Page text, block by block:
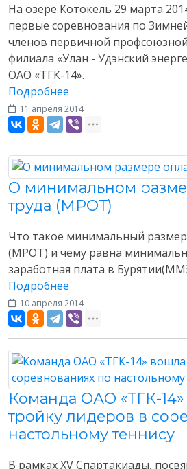
На озере Котокель 29 марта
первые соревнования по
членов первичной
филиала «Улан - Удэнский
ОАО «ТГК-14».
Подробнее
11 апреля 2014
О минимальном
труда (МРОТ)
Что такое минимальный
(МРОТ) и чему равна
заработная плата в
Подробнее
10 апреля 2014
Команда ОАО «ТГК-
тройку лидеров в
настольному теннису
В рамках XV Спартакиады,